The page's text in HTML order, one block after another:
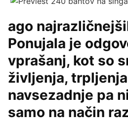
ago
Ponujala je
vprašanj, kot so
življenja,
navsezadnje pa
samo na način